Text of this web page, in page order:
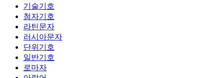
기술기호
첨자기호
라틴문자
러시아문자
단위기호
일반기호
로마자